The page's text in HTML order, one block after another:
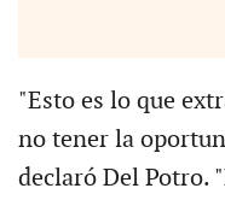
"Esto es lo que
no tener la
declaró Del Potro.